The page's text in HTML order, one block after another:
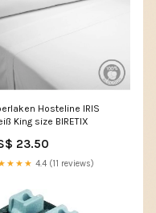
Hosteline IRIS
King size BIRETIX
23.50
4.4 (11 reviews)